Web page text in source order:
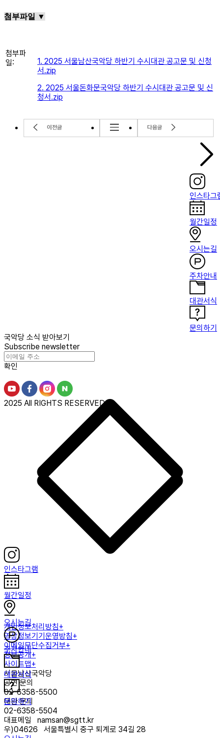
첨부파일 ▼
첨부파
일:
1. 2025 서울남산국악당 하반기 수시대관 공고문 및 신청
서.zip
2. 2025 서울돈화문국악당 하반기 수시대관 공고문 및 신
청서.zip
인스타그
월간일정
오시는길
주차안내
대관서식
문의하기
인스타그램
월간일정
오시는길
주차안내
대관서식
문의하기
국악당 소식 받아보기
Subscribe newsletter
확인
2025 All RIGHTS RESERVED.
개인정보처리방침+
영상정보기기운영방침+
이메일무단수집거부+
정보공개+
사이트맵+
서울남산국악당
공연 문의
02-6358-5500
대관 문의
02-6358-5504
대표메일 namsan@sgtt.kr
우)04626
서울특별시 중구 퇴계로 34길 28